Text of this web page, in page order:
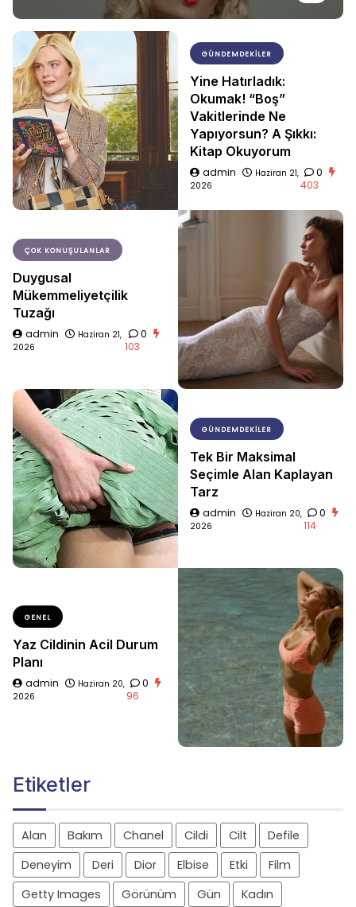
GÜNDEMDEKILER
Yine Hatırladık:
Okumak! “Boş”
Vakitlerinde Ne
Yapıyorsun? A Şıkkı:
Kitap Okuyorum
admin
Haziran 21,
2026
0
403
ÇOK KONUŞULANLAR
Duygusal
Mükemmeliyetçilik
Tuzağı
admin
Haziran 21,
2026
0
103
GÜNDEMDEKILER
Tek Bir Maksimal
Seçimle Alan Kaplayan
Tarz
admin
Haziran 20,
2026
0
114
GENEL
Yaz Cildinin Acil Durum
Planı
admin
Haziran 20,
2026
0
96
Etiketler
Alan Bakım Chanel Cildi Cilt
Defile
Deneyim
Deri Dior Elbise Etki
Film
Getty Images
Görünüm Gün Kadın